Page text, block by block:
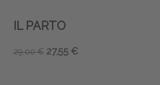
IL PARTO
29,00 € 27,55 €